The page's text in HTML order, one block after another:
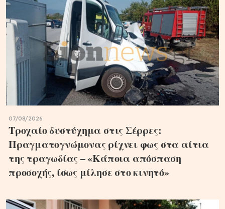
07/08/2026
Τροχαίο δυστύχημα στις Σέρρες:
Πραγματογνώμονας ρίχνει φως στα αίτια
της τραγωδίας – «Κάποια απόσπαση
προσοχής, ίσως μίλησε στο κινητό»